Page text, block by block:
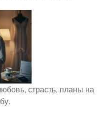
страсть, планы на